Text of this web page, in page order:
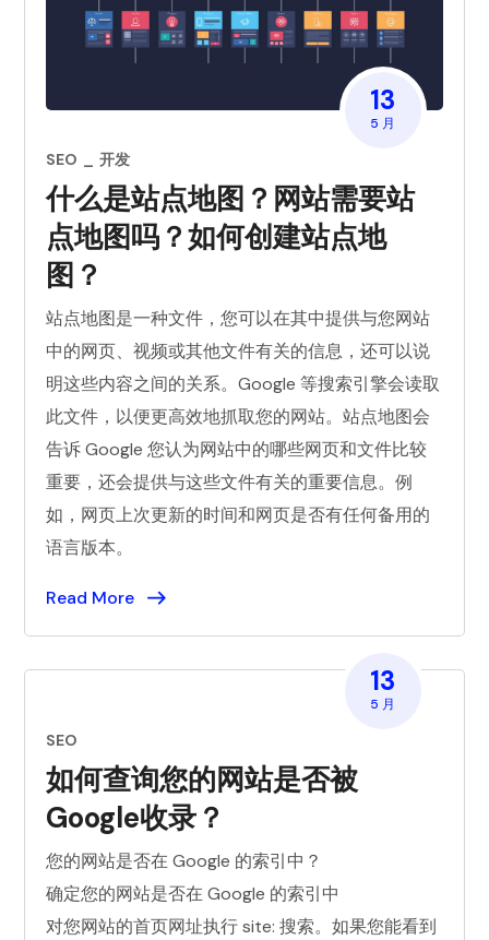
13
5 月
SEO 开发
什么是站点地图？网站需要站
点地图吗？如何创建站点地
图？
站点地图是一种文件，您可以在其中提供与您网站
中的网页、视频或其他文件有关的信息，还可以说
明这些内容之间的关系。Google 等搜索引擎会读取
此文件，以便更高效地抓取您的网站。站点地图会
告诉 Google 您认为网站中的哪些网页和文件比较
重要，还会提供与这些文件有关的重要信息。例
如，网页上次更新的时间和网页是否有任何备用的
语言版本。
Read More
13
5 月
SEO
如何查询您的网站是否被
Google收录？
您的网站是否在 Google 的索引中？
确定您的网站是否在 Google 的索引中
对您网站的首页网址执行 site: 搜索。如果您能看到